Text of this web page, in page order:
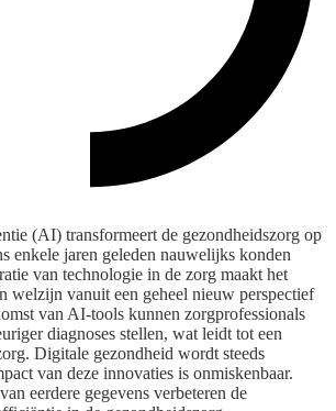
(AI) transformeert de gezondheidszorg op
enkele jaren geleden nauwelijks konden
van technologie in de zorg maakt het
welzijn vanuit een geheel nieuw perspectief
van AI-tools kunnen zorgprofessionals
diagnoses stellen, wat leidt tot een
Digitale gezondheid wordt steeds
van deze innovaties is onmiskenbaar.
eerdere gegevens verbeteren de